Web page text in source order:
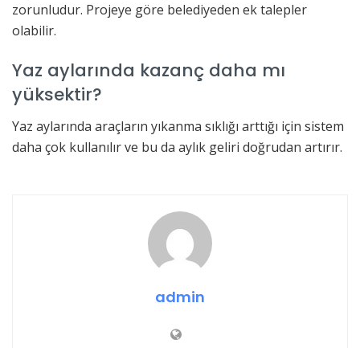
zorunludur. Projeye göre belediyeden ek talepler
olabilir.
Yaz aylarında kazanç daha mı
yüksektir?
Yaz aylarında araçların yıkanma sıklığı arttığı için sistem
daha çok kullanılır ve bu da aylık geliri doğrudan artırır.
admin